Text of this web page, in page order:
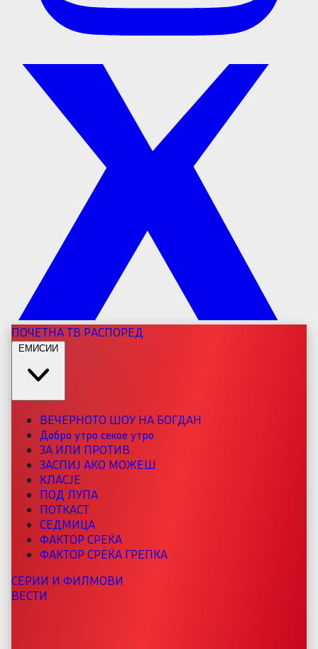
ПОЧЕТНАТВ РАСПОРЕД
ЕМИСИИ
ВЕЧЕРНОТО ШОУ НА БОГДАН
Добро утро секое утро
ЗА ИЛИ ПРОТИВ
ЗАСПИЈ АКО МОЖЕШ
КЛАСЈЕ
ПОД ЛУПА
ПОТКАСТ
СЕДМИЦА
ФАКТОР СРЕЌА
ФАКТОР СРЕЌА ГРЕПКА
СЕРИИ И ФИЛМОВИ
ВЕСТИ